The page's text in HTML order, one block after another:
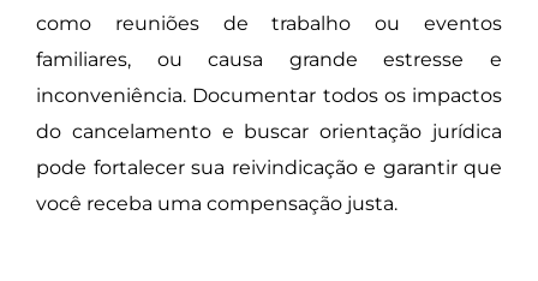
como reuniões de trabalho ou eventos
familiares, ou causa grande estresse e
inconveniência. Documentar todos os impactos
do cancelamento e buscar orientação jurídica
pode fortalecer sua reivindicação e garantir que
você receba uma compensação justa.